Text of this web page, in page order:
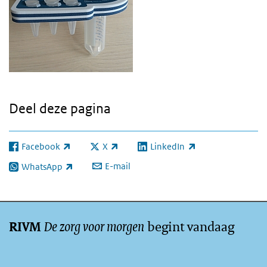
Deel deze pagina
Facebook
(externe link) X
(externe link) LinkedIn
(externe link)
WhatsApp
(externe link) E-mail
RIVMDe zorg voor morgen begint vandaag